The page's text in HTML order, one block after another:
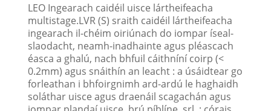
LEO Ingearach caidéil uisce lártheifeacha
multistage.LVR (S) sraith caidéil lártheifeacha
ingearach il-chéim oiriúnach do iompar íseal-
slaodacht, neamh-inadhainte agus pléascach
éasca a ghalú, nach bhfuil cáithníní coirp (<
0.2mm) agus snáithín an leacht : a úsáidtear go
forleathan i bhfoirgnimh ard-ardú le haghaidh
soláthar uisce agus draenáil scagachán agus